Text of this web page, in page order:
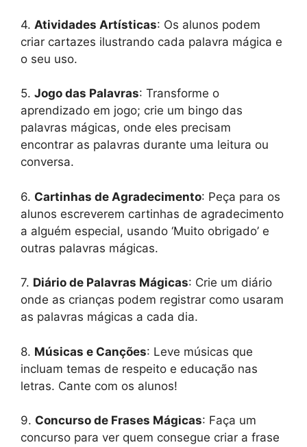
4. Atividades Artísticas: Os alunos podem
criar cartazes ilustrando cada palavra mágica e
o seu uso.
5. Jogo das Palavras: Transforme o
aprendizado em jogo; crie um bingo das
palavras mágicas, onde eles precisam
encontrar as palavras durante uma leitura ou
conversa.
6. Cartinhas de Agradecimento: Peça para os
alunos escreverem cartinhas de agradecimento
a alguém especial, usando ‘Muito obrigado’ e
outras palavras mágicas.
7. Diário de Palavras Mágicas: Crie um diário
onde as crianças podem registrar como usaram
as palavras mágicas a cada dia.
8. Músicas e Canções: Leve músicas que
incluam temas de respeito e educação nas
letras. Cante com os alunos!
9. Concurso de Frases Mágicas: Faça um
concurso para ver quem consegue criar a frase